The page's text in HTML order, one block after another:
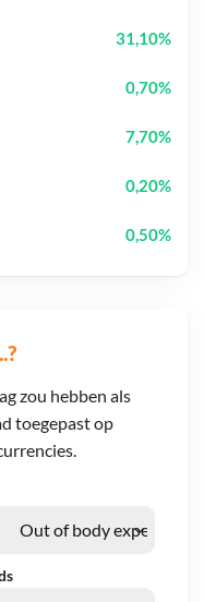
zou hebben als
toegepast op
31,10%
0,70%
7,70%
0,20%
0,50%